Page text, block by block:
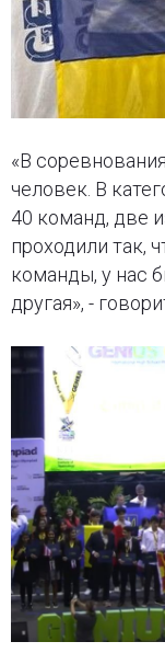
«В
человек. В
40 команд, две
проходили так,
команды, у нас
другая», -